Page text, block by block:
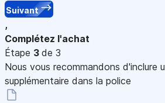
Suivant
,
Complétez l'achat
Étape 3 de 3
Nous vous recommandons d'inclure
supplémentaire dans la police